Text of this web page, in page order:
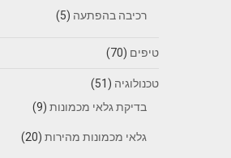
רכיבה בהפתעה (5)
טיפים (70)
טכנולוגיה (51)
בדיקת גלאי מכמונות(9)
גלאי מכמונות מהירות(20)